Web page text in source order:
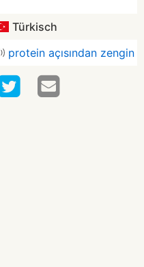
Türkisch
protein açısından zengin